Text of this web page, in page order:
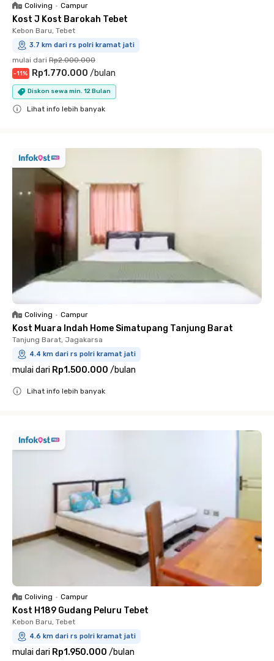
Coliving • Campur
Kost J Kost Barokah Tebet
Kebon Baru, Tebet
3.7 km dari rs polri kramat jati
mulai dari Rp2.000.000
-11% Rp1.770.000 /bulan
Diskon sewa min. 12 Bulan
Lihat info lebih banyak
Coliving • Campur
Kost Muara Indah Home Simatupang Tanjung Barat
Tanjung Barat, Jagakarsa
4.4 km dari rs polri kramat jati
mulai dari Rp1.500.000 /bulan
Lihat info lebih banyak
Coliving • Campur
Kost H189 Gudang Peluru Tebet
Kebon Baru, Tebet
4.6 km dari rs polri kramat jati
mulai dari Rp1.950.000 /bulan